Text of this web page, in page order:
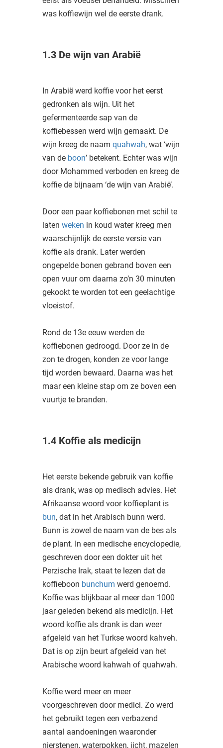
was koffiewijn wel de eerste drank.
1.3 De wijn van Arabië
In Arabië werd koffie voor het eerst
gedronken als wijn. Uit het
gefermenteerde sap van de
koffiebessen werd wijn gemaakt. De
wijn kreeg de naam quahwah, wat ‘wijn
van de boon’ betekent. Echter was wijn
door Mohammed verboden en kreeg de
koffie de bijnaam ‘de wijn van Arabië’.
Door een paar koffiebonen met schil te
laten weken in koud water kreeg men
waarschijnlijk de eerste versie van
koffie als drank. Later werden
ongepelde bonen gebrand boven een
open vuur om daarna zo’n 30 minuten
gekookt te worden tot een geelachtige
vloeistof.
Rond de 13e eeuw werden de
koffiebonen gedroogd. Door ze in de
zon te drogen, konden ze voor lange
tijd worden bewaard. Daarna was het
maar een kleine stap om ze boven een
vuurtje te branden.
1.4 Koffie als medicijn
Het eerste bekende gebruik van koffie
als drank, was op medisch advies. Het
Afrikaanse woord voor koffieplant is
bun, dat in het Arabisch bunn werd.
Bunn is zowel de naam van de bes als
de plant. In een medische encyclopedie,
geschreven door een dokter uit het
Perzische Irak, staat te lezen dat de
koffieboon bunchum werd genoemd.
Koffie was blijkbaar al meer dan 1000
jaar geleden bekend als medicijn. Het
woord koffie als drank is dan weer
afgeleid van het Turkse woord kahveh.
Dat is op zijn beurt afgeleid van het
Arabische woord kahwah of quahwah.
Koffie werd meer en meer
voorgeschreven door medici. Zo werd
het gebruikt tegen een verbazend
aantal aandoeningen waaronder
nierstenen, waterpokken, jicht, mazelen